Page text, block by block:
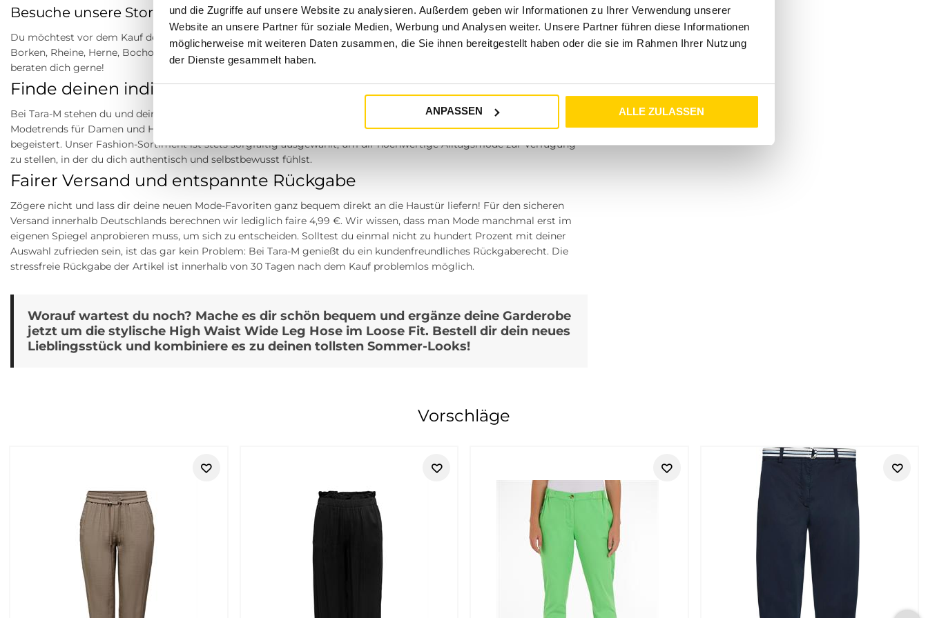
und die Zugriffe auf unsere Website zu analysieren. Außerdem geben wir Informationen zu Ihrer Verwendung unserer
Website an unsere Partner für soziale Medien, Werbung und Analysen weiter. Unsere Partner führen diese Informationen
möglicherweise mit weiteren Daten zusammen, die Sie ihnen bereitgestellt haben oder die sie im Rahmen Ihrer Nutzung
der Dienste gesammelt haben.
ANPASSEN ALLE ZULASSEN
Besuche unsere Stores
Du möchtest vor dem Kauf deine Lieblingsartikel anprobieren? Besuche einen unserer Tara-M Stores in Dinslaken,
Borken, Rheine, Herne, Bocholt, Coesfeld, Datteln, Lüdinghausen, Marl oder Herten. Unsere Modeexperten vor Ort
beraten dich gerne!
Finde deinen individuellen Stil mit Tara-M
Bei Tara-M stehen du und dein persönlicher Modestil im absoluten Mittelpunkt. Wir bieten dir nicht nur aktuelle
Modetrends für Damen und Herren, sondern auch eine Einkaufswelt, die dich mit Qualität und erstklassigen Marken
begeistert. Unser Fashion-Sortiment ist stets sorgfältig ausgewählt, um dir hochwertige Alltagsmode zur Verfügung
zu stellen, in der du dich authentisch und selbstbewusst fühlst.
Fairer Versand und entspannte Rückgabe
Zögere nicht und lass dir deine neuen Mode-Favoriten ganz bequem direkt an die Haustür liefern! Für den sicheren
Versand innerhalb Deutschlands berechnen wir lediglich faire 4,99 €. Wir wissen, dass man Mode manchmal erst im
eigenen Spiegel anprobieren muss, um sich zu entscheiden. Solltest du einmal nicht zu hundert Prozent mit deiner
Auswahl zufrieden sein, ist das gar kein Problem: Bei Tara-M genießt du ein kundenfreundliches Rückgaberecht. Die
stressfreie Rückgabe der Artikel ist innerhalb von 30 Tagen nach dem Kauf problemlos möglich.
Worauf wartest du noch? Mache es dir schön bequem und ergänze deine Garderobe
jetzt um die stylische High Waist Wide Leg Hose im Loose Fit. Bestell dir dein neues
Lieblingsstück und kombiniere es zu deinen tollsten Sommer-Looks!
Retouren
https://www.tara-m.de/retouren/
Street One steht für Damenmode, die modern, unkompliziert und vielseitig kombinierbar ist. Bei Tara-M findest du ausgewählte Street One Styles für Frauen, die im Alltag gut angezogen
Ob Jeans, Hose, Bluse, Shirt, Pullover, Jacke, Kleid, Rock oder Accessoire:Street One
bringt viele Bausteine für moderne Alltagslooks mit. Die Styles eignen sich für Freizeit, Stadt, Büro-
Casual, Reise, Wochenende und entspannte Anlässe. Besonders stark ist Street One, wenn du komplette Outfits aufbauen möchtest, die nicht zu streng, aber auch nicht beliebig wirken.
Moderne Lieblingslooks
Vorschläge